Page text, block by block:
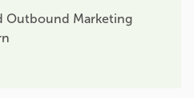
Outbound Marketing